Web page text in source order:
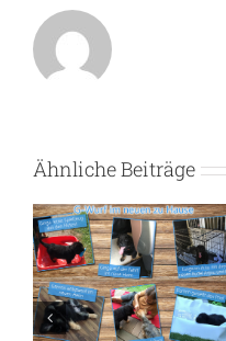
Ähnliche Beiträge